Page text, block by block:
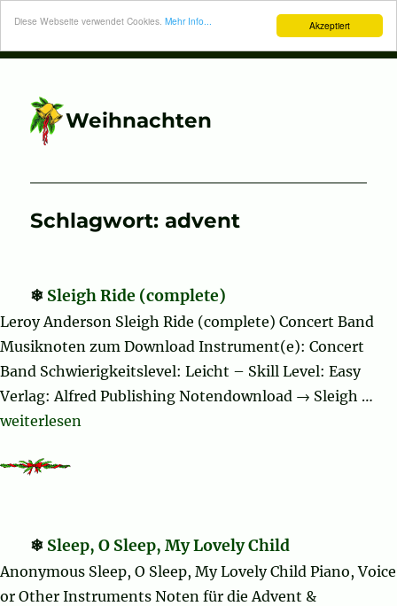
Akzeptiert
Diese Webseite verwendet Cookies. Mehr Info...
Weihnachten
Schlagwort:advent
Sleigh Ride (complete)
Leroy Anderson Sleigh Ride (complete) Concert Band
Musiknoten zum Download Instrument(e): Concert
Band Schwierigkeitslevel: Leicht – Skill Level: Easy
Verlag: Alfred Publishing Notendownload → Sleigh …
„Sleigh Ride (complete)“
weiterlesen
Sleep, O Sleep, My Lovely Child
Anonymous Sleep, O Sleep, My Lovely Child Piano, Voice
or Other Instruments Noten für die Advent &